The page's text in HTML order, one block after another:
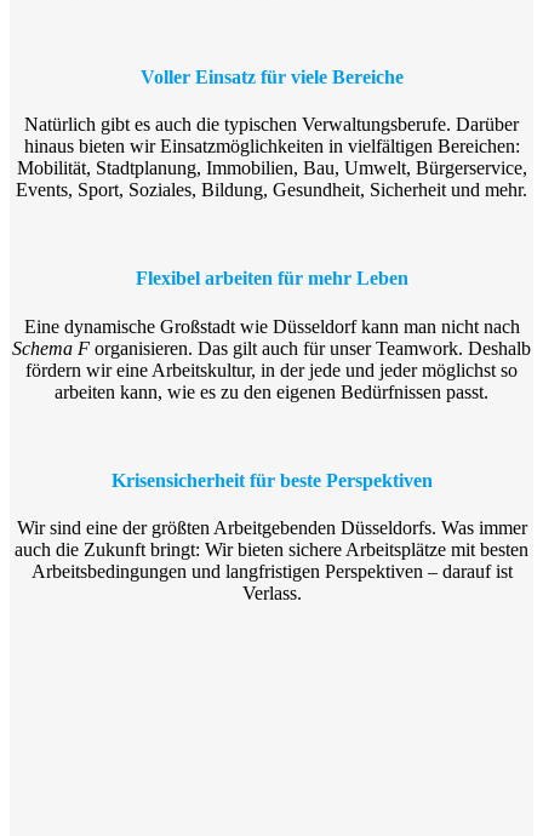
Voller Einsatz für viele Bereiche
Natürlich gibt es auch die typischen Verwaltungsberufe. Darüber
hinaus bieten wir Einsatzmöglichkeiten in vielfältigen Bereichen:
Mobilität, Stadtplanung, Immobilien, Bau, Umwelt, Bürgerservice,
Events, Sport, Soziales, Bildung, Gesundheit, Sicherheit und mehr.
Flexibel arbeiten für mehr Leben
Eine dynamische Großstadt wie Düsseldorf kann man nicht nach
Schema F organisieren. Das gilt auch für unser Teamwork. Deshalb
fördern wir eine Arbeitskultur, in der jede und jeder möglichst so
arbeiten kann, wie es zu den eigenen Bedürfnissen passt.
Krisensicherheit für beste Perspektiven
Wir sind eine der größten Arbeitgebenden Düsseldorfs. Was immer
auch die Zukunft bringt: Wir bieten sichere Arbeitsplätze mit besten
Arbeitsbedingungen und langfristigen Perspektiven – darauf ist
Verlass.